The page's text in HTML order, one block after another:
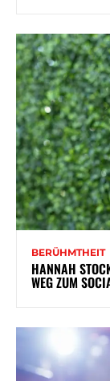
BERÜHMTHEIT
HANNAH
WEG ZUM